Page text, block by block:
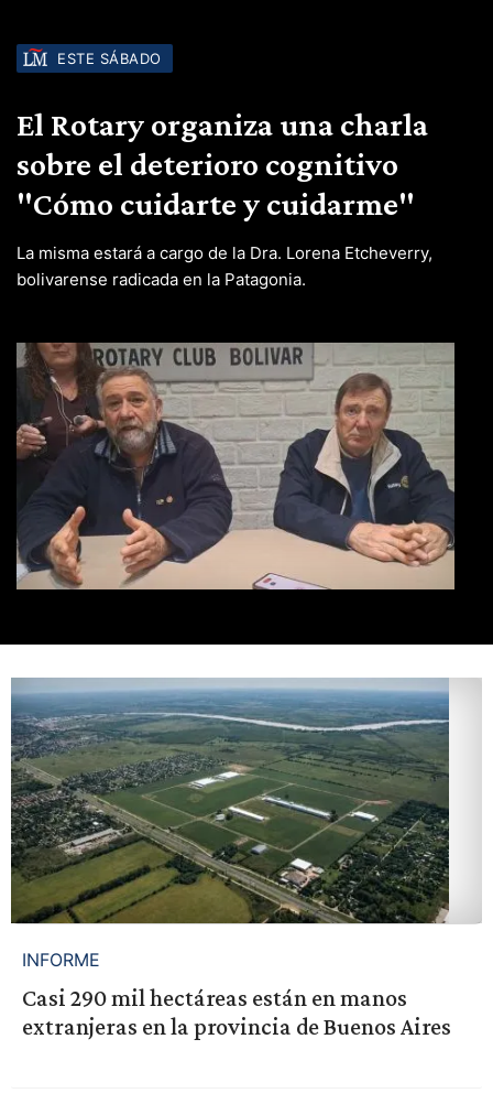
ESTE SÁBADO
El Rotary organiza una charla
sobre el deterioro cognitivo
"Cómo cuidarte y cuidarme"
La misma estará a cargo de la Dra. Lorena Etcheverry,
bolivarense radicada en la Patagonia.
INFORME
Casi 290 mil hectáreas están en manos
extranjeras en la provincia de Buenos Aires